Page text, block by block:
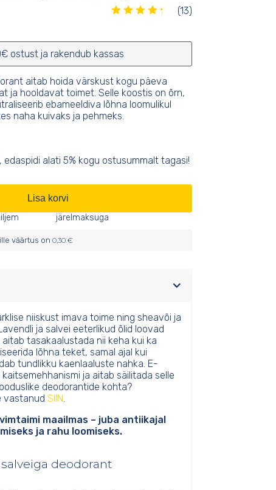
Hinnatud
põhjal
(13)
ostust ja rakendub kassas
aitab hoida värskust kogu päeva
ja hooldavat toimet. Selle koostis on õrn,
ebameeldiva lõhna loomulikul
naha kuivaks ja pehmeks.
edaspidi alati 5% kogu ostusummalt tagasi!
Lisa korvi
järelmaksuga
väärtus on 0,30 €
niiskust imava toime ning sheavõi ja
ja salvei eeterlikud õlid loovad
tasakaalustada nii keha kui ka
lõhna teket, samal ajal kui
tundlikku kaenlaaluste nahka. E-
ja aitab säilitada selle
deodorantide kohta?
vastanud SIIN.
maailmas – juba antiikajal
ja rahu loomiseks.
deodorant